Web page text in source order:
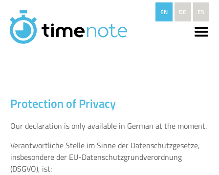
EN DE ES
Protection of Privacy
Our declaration is only available in German at the moment.
Verantwortliche Stelle im Sinne der Datenschutzgesetze,
insbesondere der EU-Datenschutzgrundverordnung
(DSGVO), ist: